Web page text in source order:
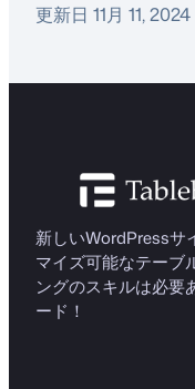
更新日 11月 11, 2024
新しいWordPressサ
マイズ可能なテーブ
ングのスキルは必要
ード！